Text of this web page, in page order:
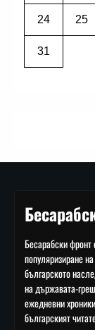
24 25
31
Бесарабски фронт
популяризиране
българското
на държавата-
ежедневни
българският